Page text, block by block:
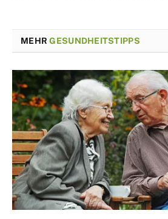
MEHRGESUNDHEITSTIPPS